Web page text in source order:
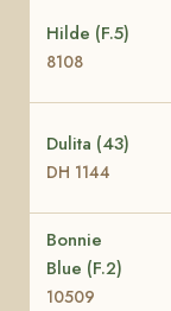
Hilde (F.5)
8108
Dulita (43)
DH 1144
Bonnie
Blue (F.2)
10509